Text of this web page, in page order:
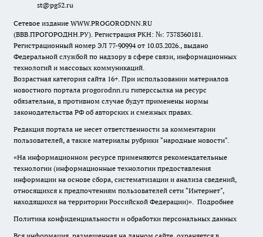
st@pg52.ru
Сетевое издание WWW.PROGORODNN.RU
(ВВВ.ПРОГОРОДНН.РУ). Регистрация РКН: №: 7378360181.
Регистрационный номер ЭЛ 77-90994 от 10.03.2026., выдано
Федеральной службой по надзору в сфере связи, информационных
технологий и массовых коммуникаций.
Возрастная категория сайта 16+. При использовании материалов
новостного портала progorodnn.ru гиперссылка на ресурс
обязательна, в противном случае будут применены нормы
законодательства РФ об авторских и смежных правах.
Редакция портала не несет ответственности за комментарии
пользователей, а также материалы рубрики "народные новости".
«На информационном ресурсе применяются рекомендательные
технологии (информационные технологии предоставления
информации на основе сбора, систематизации и анализа сведений,
относящихся к предпочтениям пользователей сети "Интернет",
находящихся на территории Российской Федерации)». Подробнее
Политика конфиденциальности и обработки персональных данных